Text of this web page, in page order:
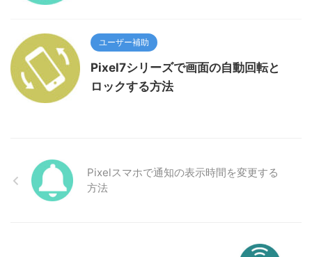
ユーザー補助
Pixel7シリーズで画面の自動回転と
ロックする方法
Pixelスマホで通知の表示時間を変更する
方法